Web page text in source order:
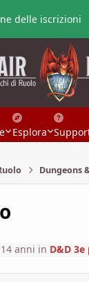
delle iscrizioni
Esplora
Dungeons
14 anni in D&D